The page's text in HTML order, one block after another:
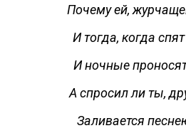
Почему ей,
И тогда, когда
И ночные
А спросил ли ты,
Заливается